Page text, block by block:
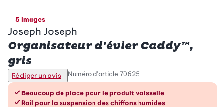
5 Images
Joseph Joseph
Organisateur d'évier Caddy™,
gris
Rédiger un avis Numéro d’article 70625
Les avantages en un coup d’œil
Beaucoup de place pour le produit vaisselle
Rail pour la suspension des chiffons humides